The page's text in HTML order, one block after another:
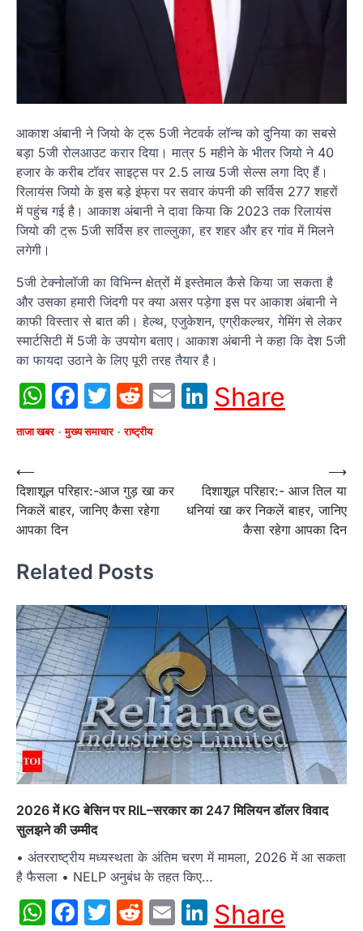
आकाश अंबानी ने जियो के ट्रू 5जी नेटवर्क लॉन्च को दुनिया का सबसे
बड़ा 5जी रोलआउट करार दिया। मात्र 5 महीने के भीतर जियो ने 40
हजार के करीब टॉवर साइट्स पर 2.5 लाख 5जी सेल्स लगा दिए हैं।
रिलायंस जियो के इस बड़े इंफ्रा पर सवार कंपनी की सर्विस 277 शहरों
में पहुंच गई है। आकाश अंबानी ने दावा किया कि 2023 तक रिलायंस
जियो की ट्रू 5जी सर्विस हर ताल्लुका, हर शहर और हर गांव में मिलने
लगेगी।
5जी टेक्नोलॉजी का विभिन्न क्षेत्रों में इस्तेमाल कैसे किया जा सकता है
और उसका हमारी जिंदगी पर क्या असर पड़ेगा इस पर आकाश अंबानी ने
काफी विस्तार से बात की। हेल्थ, एजुकेशन, एग्रीकल्चर, गेमिंग से लेकर
स्मार्टसिटी में 5जी के उपयोग बताए। आकाश अंबानी ने कहा कि देश 5जी
का फायदा उठाने के लिए पूरी तरह तैयार है।
WhatsApp
Facebook
Twitter
Reddit
EmailLinkedIn
Share
ताजा खबर मुख्य समाचार राष्ट्रीय
Post
navigation
⟵
दिशाशूल परिहार:-आज गुड़ खा कर
निकलें बाहर, जानिए कैसा रहेगा
आपका दिन
दिशाशूल परिहार:- आज तिल या
धनियां खा कर निकलें बाहर, जानिए
कैसा रहेगा आपका दिन
⟶
Related Posts
2026 में KG बेसिन पर RIL–सरकार का 247 मिलियन डॉलर विवाद
सुलझने की उम्मीद
• अंतरराष्ट्रीय मध्यस्थता के अंतिम चरण में मामला, 2026 में आ सकता
है फैसला • NELP अनुबंध के तहत किए…
WhatsApp
Facebook
Twitter
Reddit
EmailLinkedIn
Share